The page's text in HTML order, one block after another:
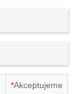
*Akceptujeme